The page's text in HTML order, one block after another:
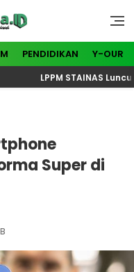
PENDIDIKAN Y-OUR
LPPM STAINAS
Super di